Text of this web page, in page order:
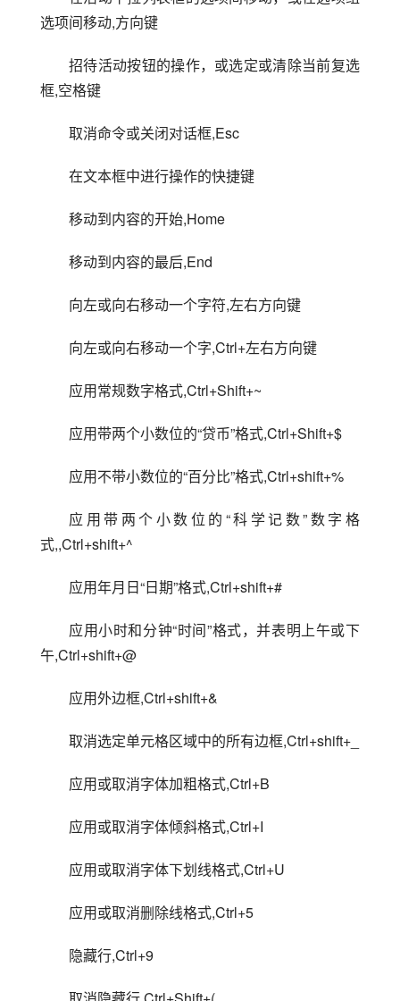
选项间移动,方向键
招待活动按钮的操作，或选定或清除当前复选
框,空格键
取消命令或关闭对话框,Esc
在文本框中进行操作的快捷键
移动到内容的开始,Home
移动到内容的最后,End
向左或向右移动一个字符,左右方向键
向左或向右移动一个字,Ctrl+左右方向键
应用常规数字格式,Ctrl+Shift+~
应用带两个小数位的“贷币”格式,Ctrl+Shift+$
应用不带小数位的“百分比”格式,Ctrl+shift+%
应用带两个小数位的“科学记数”数字格
式,,Ctrl+shift+^
应用年月日“日期”格式,Ctrl+shift+#
应用小时和分钟“时间”格式，并表明上午或下
午,Ctrl+shift+@
应用外边框,Ctrl+shift+&
取消选定单元格区域中的所有边框,Ctrl+shift+_
应用或取消字体加粗格式,Ctrl+B
应用或取消字体倾斜格式,Ctrl+I
应用或取消字体下划线格式,Ctrl+U
应用或取消删除线格式,Ctrl+5
隐藏行,Ctrl+9